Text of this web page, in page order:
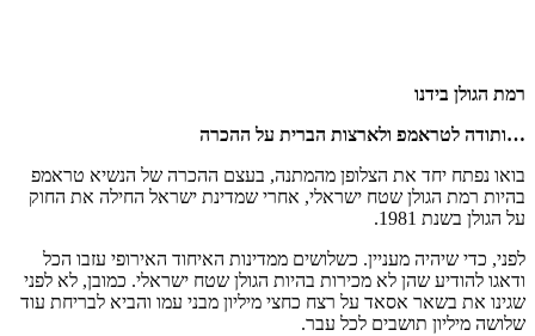
רמת הגולן בידנו
…ותודה לטראמפ ולארצות הברית על ההכרה
בואו נפתח יחד את הצלופן מהמתנה, בעצם ההכרה של הנשיא טראמפ
בהיות רמת הגולן שטח ישראלי, אחרי שמדינת ישראל החילה את החוק
על הגולן בשנת 1981.
לפני, כדי שיהיה מעניין. כשלושים ממדינות האיחוד האירופי עזבו הכל
ודאגו להודיע שהן לא מכירות בהיות הגולן שטח ישראלי. כמובן, לא לפני
שגינו את בשאר אסאד על רצח כחצי מיליון מבני עמו והביא לבריחת עוד
שלושה מיליון תושבים לכל עבר.